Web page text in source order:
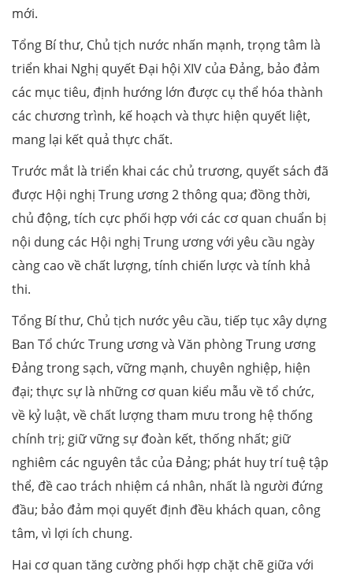
mới.
Tổng Bí thư, Chủ tịch nước nhấn mạnh, trọng tâm là
triển khai Nghị quyết Đại hội XIV của Đảng, bảo đảm
các mục tiêu, định hướng lớn được cụ thể hóa thành
các chương trình, kế hoạch và thực hiện quyết liệt,
mang lại kết quả thực chất.
Trước mắt là triển khai các chủ trương, quyết sách đã
được Hội nghị Trung ương 2 thông qua; đồng thời,
chủ động, tích cực phối hợp với các cơ quan chuẩn bị
nội dung các Hội nghị Trung ương với yêu cầu ngày
càng cao về chất lượng, tính chiến lược và tính khả
thi.
Tổng Bí thư, Chủ tịch nước yêu cầu, tiếp tục xây dựng
Ban Tổ chức Trung ương và Văn phòng Trung ương
Đảng trong sạch, vững mạnh, chuyên nghiệp, hiện
đại; thực sự là những cơ quan kiểu mẫu về tổ chức,
về kỷ luật, về chất lượng tham mưu trong hệ thống
chính trị; giữ vững sự đoàn kết, thống nhất; giữ
nghiêm các nguyên tắc của Đảng; phát huy trí tuệ tập
thể, đề cao trách nhiệm cá nhân, nhất là người đứng
đầu; bảo đảm mọi quyết định đều khách quan, công
tâm, vì lợi ích chung.
Hai cơ quan tăng cường phối hợp chặt chẽ giữa với